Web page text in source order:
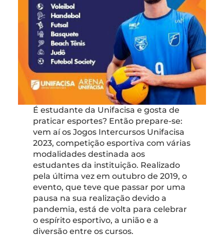
É estudante da Unifacisa e gosta de
praticar esportes? Então prepare-se:
vem aí os Jogos Intercursos Unifacisa
2023, competição esportiva com várias
modalidades destinada aos
estudantes da instituição. Realizado
pela última vez em outubro de 2019, o
evento, que teve que passar por uma
pausa na sua realização devido a
pandemia, está de volta para celebrar
o espírito esportivo, a união e a
diversão entre os cursos.